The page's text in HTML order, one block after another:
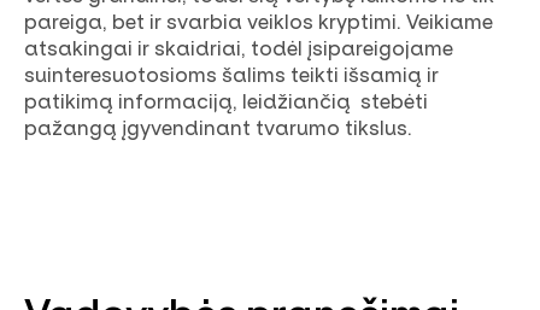
pareiga, bet ir svarbia veiklos kryptimi. Veikiame
atsakingai ir skaidriai, todėl įsipareigojame
suinteresuotosioms šalims teikti išsamią ir
patikimą informaciją, leidžiančią stebėti
pažangą įgyvendinant tvarumo tikslus.